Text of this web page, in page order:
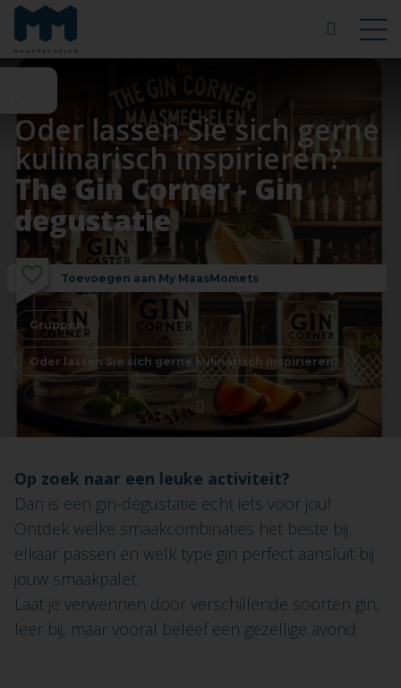
Oder lassen Sie sich gerne
kulinarisch inspirieren?
The Gin Corner - Gin
degustatie
Toevoegen aan My MaasMomets
Gruppen
Oder lassen Sie sich gerne kulinarisch inspirieren?
Op zoek naar een leuke activiteit?
Dan is een gin-degustatie echt iets voor jou!
Ontdek welke smaakcombinaties het beste bij
elkaar passen en welk type gin perfect aansluit bij
jouw smaakpalet.
Laat je verwennen door verschillende soorten gin,
leer bij, maar vooral beleef een gezellige avond.